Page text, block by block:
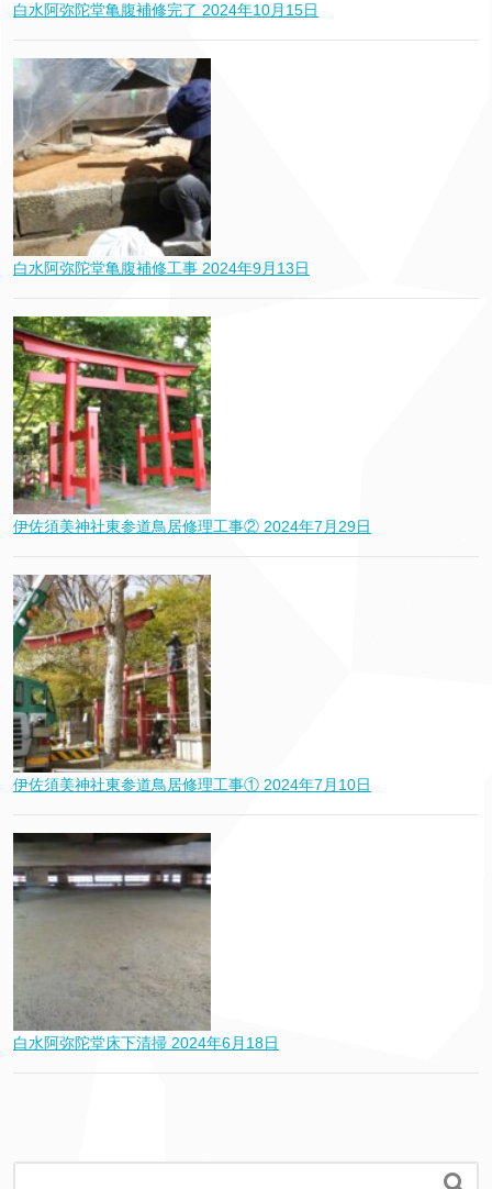
白水阿弥陀堂亀腹補修完了 2024年10月15日
白水阿弥陀堂亀腹補修工事 2024年9月13日
伊佐須美神社東参道鳥居修理工事② 2024年7月29日
伊佐須美神社東参道鳥居修理工事① 2024年7月10日
白水阿弥陀堂床下清掃 2024年6月18日
